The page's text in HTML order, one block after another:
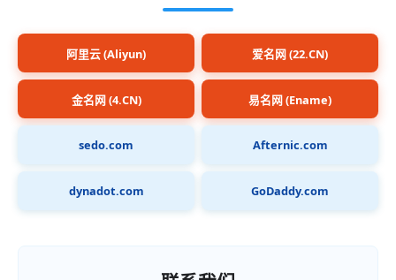
阿里云 (Aliyun) 爱名网 (22.CN)
金名网 (4.CN) 易名网 (Ename)
sedo.com Afternic.com
dynadot.com GoDaddy.com